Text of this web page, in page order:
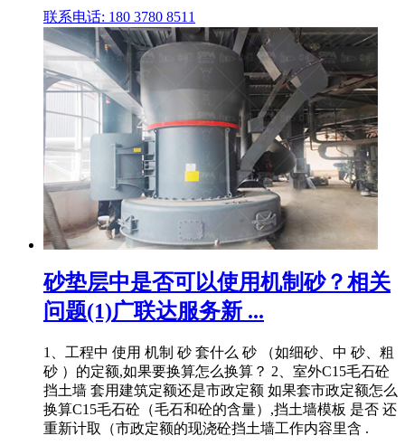
联系电话: 180 3780 8511
砂垫层中是否可以使用机制砂？相关
问题(1)广联达服务新 ...
1、工程中 使用 机制 砂 套什么 砂 （如细砂、中 砂、粗
砂 ）的定额,如果要换算怎么换算？ 2、室外C15毛石砼
挡土墙 套用建筑定额还是市政定额 如果套市政定额怎么
换算C15毛石砼（毛石和砼的含量）,挡土墙模板 是否 还
重新计取（市政定额的现浇砼挡土墙工作内容里含 .